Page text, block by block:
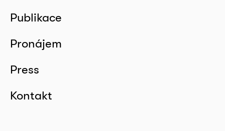
Publikace
Pronájem
Press
Kontakt